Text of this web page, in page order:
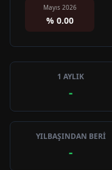
Mayıs 2026
% 0.00
1 AYLIK
-
YILBAŞINDAN BERİ
-